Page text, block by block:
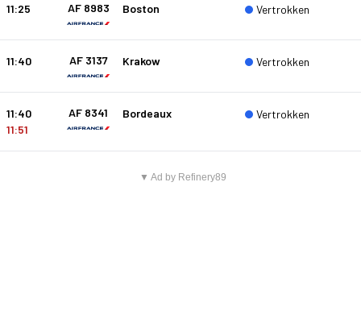
11:25 AF 8983 Boston Vertrokken
11:40 AF 3137 Krakow Vertrokken
11:40
11:51
AF 8341 Bordeaux Vertrokken
▼ Ad by Refinery89